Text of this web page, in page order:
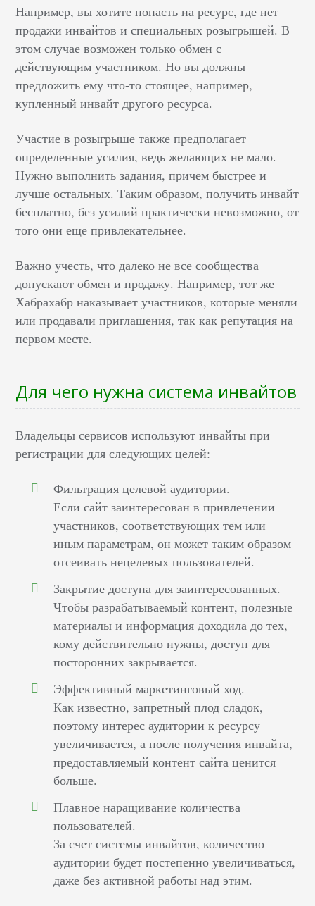
Например, вы хотите попасть на ресурс, где нет
продажи инвайтов и специальных розыгрышей. В
этом случае возможен только обмен с
действующим участником. Но вы должны
предложить ему что-то стоящее, например,
купленный инвайт другого ресурса.
Участие в розыгрыше также предполагает
определенные усилия, ведь желающих не мало.
Нужно выполнить задания, причем быстрее и
лучше остальных. Таким образом, получить инвайт
бесплатно, без усилий практически невозможно, от
того они еще привлекательнее.
Важно учесть, что далеко не все сообщества
допускают обмен и продажу. Например, тот же
Хабрахабр наказывает участников, которые меняли
или продавали приглашения, так как репутация на
первом месте.
Для чего нужна система инвайтов
Владельцы сервисов используют инвайты при
регистрации для следующих целей:
Фильтрация целевой аудитории.
Если сайт заинтересован в привлечении
участников, соответствующих тем или
иным параметрам, он может таким образом
отсеивать нецелевых пользователей.
Закрытие доступа для заинтересованных.
Чтобы разрабатываемый контент, полезные
материалы и информация доходила до тех,
кому действительно нужны, доступ для
посторонних закрывается.
Эффективный маркетинговый ход.
Как известно, запретный плод сладок,
поэтому интерес аудитории к ресурсу
увеличивается, а после получения инвайта,
предоставляемый контент сайта ценится
больше.
Плавное наращивание количества
пользователей.
За счет системы инвайтов, количество
аудитории будет постепенно увеличиваться,
даже без активной работы над этим.